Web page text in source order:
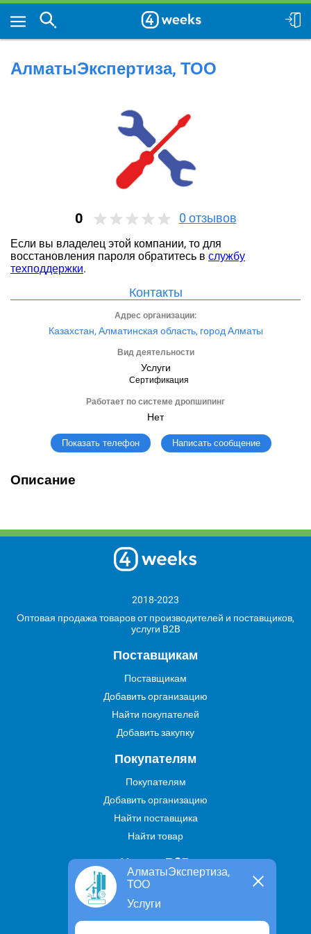
АлматыЭкспертиза, ТОО
0 0 отзывов
Если вы владелец этой компании, то для
восстановления пароля обратитесь в службу
техподдержки.
Контакты
Адрес организации:
Казахстан, Алматинская область, город Алматы
Вид деятельности
Услуги
Сертификация
Работает по системе дропшипинг
Нет
Показать телефон Написать сообщение
Описание
АлматыЭкспертиза,
ТОО
Услуги
2018-2023
Оптовая продажа товаров от производителей и поставщиков,
услуги B2B
Поставщикам
Поставщикам
Добавить организацию
Найти покупателей
Добавить закупку
Покупателям
Покупателям
Добавить организацию
Найти поставщика
Найти товар
Услуги В2В
Найти услугу
Предложить свою услугу
Дропшиппинг